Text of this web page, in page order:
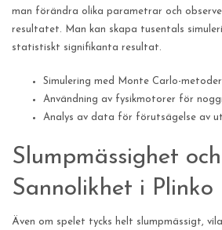
man förändra olika parametrar och
resultatet. Man kan skapa tusentals
statistiskt signifikanta resultat.
Simulering med Monte Carlo-metoder
Användning av fysikmotorer för
Analys av data för förutsägelse av
Slumpmässighet och
Sannolikhet i Plinko
Även om spelet tycks helt slumpmässigt,